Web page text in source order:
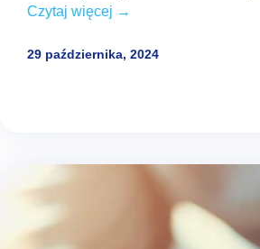
Czytaj więcej →
29 października, 2024